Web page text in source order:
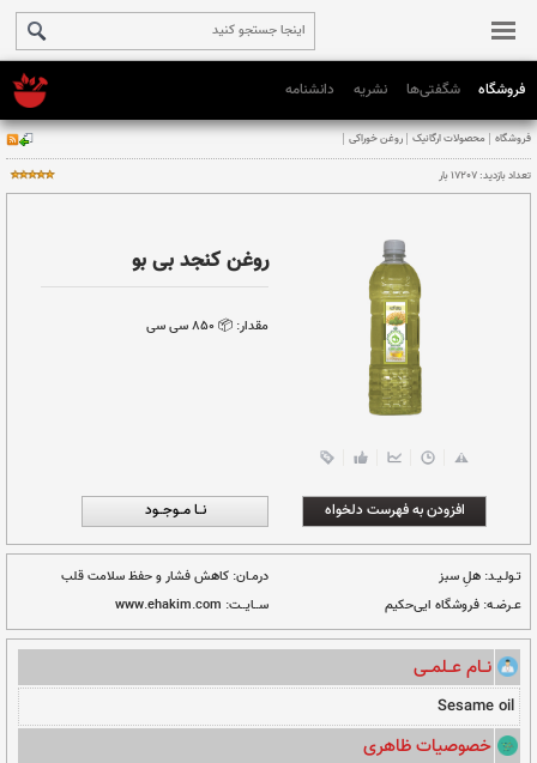
فروشگاه شگفتی‌ها نشریه دانشنامه
روغن کنجد بی بو
مقدار:📦 ٨٥٠ سی سی
دلخواه نــا مــوجــود